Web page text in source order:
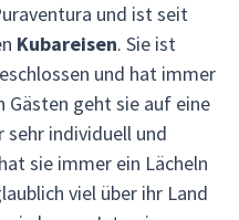
und ist seit
Kubareisen. Sie ist
und hat immer
Gästen geht sie auf eine
sehr individuell und
sie immer ein Lächeln
viel über ihr Land